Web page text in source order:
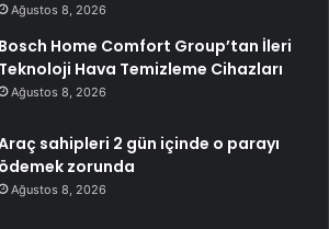
Ağustos 8, 2026
Bosch Home Comfort Group’tan İleri
Teknoloji Hava Temizleme Cihazları
Ağustos 8, 2026
sahipleri 2 gün içinde o parayı
ödemek zorunda
Ağustos 8, 2026